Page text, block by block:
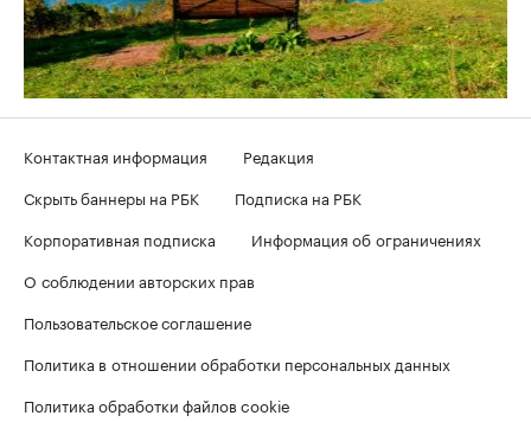
Контактная информация
Редакция
Скрыть баннеры на РБК
Подписка на РБК
Корпоративная подписка
Информация об ограничениях
О соблюдении авторских прав
Пользовательское соглашение
Политика в отношении обработки персональных данных
Политика обработки файлов cookie